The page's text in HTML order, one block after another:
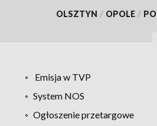
OLSZTYN / OPOLE /
Emisja w TVP
System NOS
Ogłoszenie przetargowe